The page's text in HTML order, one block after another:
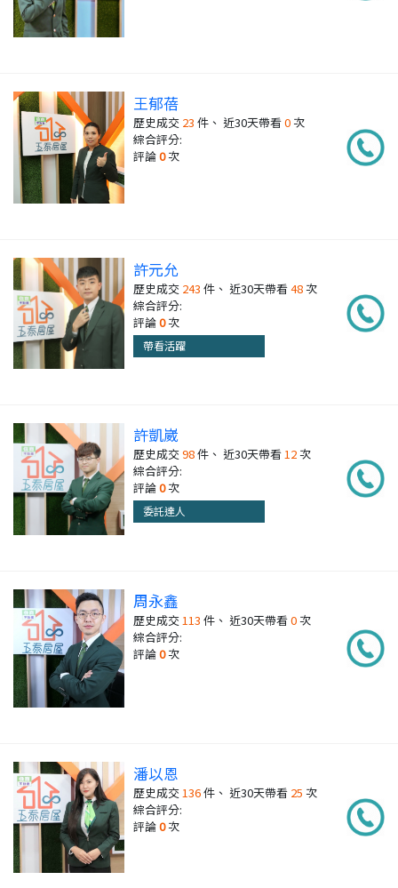
王郁蓓
歷史成交 23 件、 近30天帶看0次
綜合評分:
評論0次
許元允
歷史成交 243 件、 近30天帶看48次
綜合評分:
評論0次
帶看活躍
許凱崴
歷史成交98件、 近30天帶看12次
綜合評分:
評論0次
委託達人
周永鑫
歷史成交 113 件、 近30天帶看0次
綜合評分:
評論0次
潘以恩
歷史成交136件、 近30天帶看 25 次
綜合評分:
評論0次